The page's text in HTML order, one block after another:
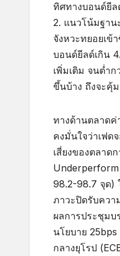
ทิศทางบอนด์ยีล
2. แนวโน้มฐาน
จังหวะทยอยเข้
บอนด์ยีลด์เกิน
เพิ่มเติม จนต่ำ
ขึ้นบ้าง ถึงจะคุ้
ทางด้านตลาดค่
คงมั่นใจว่าเฟด
เสี่ยงของตลาด
98.2-98.7 จุด)
ภาวะปิดรับควา
ผลการประชุมบ
นโยบาย
กลางยุโรป